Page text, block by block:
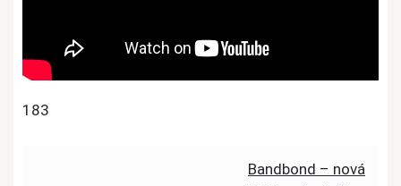
183
Bandbond – nová